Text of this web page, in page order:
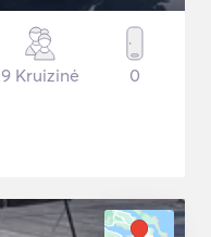
9 Kruizinė 0